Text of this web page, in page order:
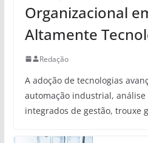
Organizacional
Altamente
Redação
A adoção de tecnologias
automação industrial, análise
integrados de gestão, trouxe